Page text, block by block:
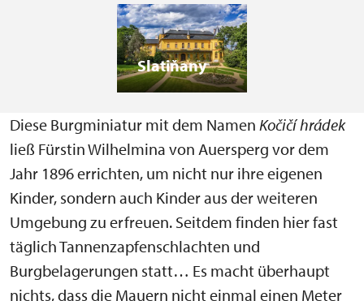
Slatiňany
Diese Burgminiatur mit dem Namen Kočičí hrádek
ließ Fürstin Wilhelmina von Auersperg vor dem
Jahr 1896 errichten, um nicht nur ihre eigenen
Kinder, sondern auch Kinder aus der weiteren
Umgebung zu erfreuen. Seitdem finden hier fast
täglich Tannenzapfenschlachten und
Burgbelagerungen statt… Es macht überhaupt
nichts, dass die Mauern nicht einmal einen Meter